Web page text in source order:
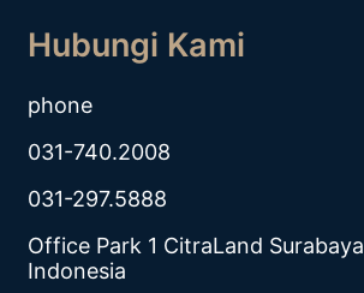
Hubungi Kami
phone
031-740.2008
031-297.5888
Office Park 1 CitraLand Surabaya
Indonesia